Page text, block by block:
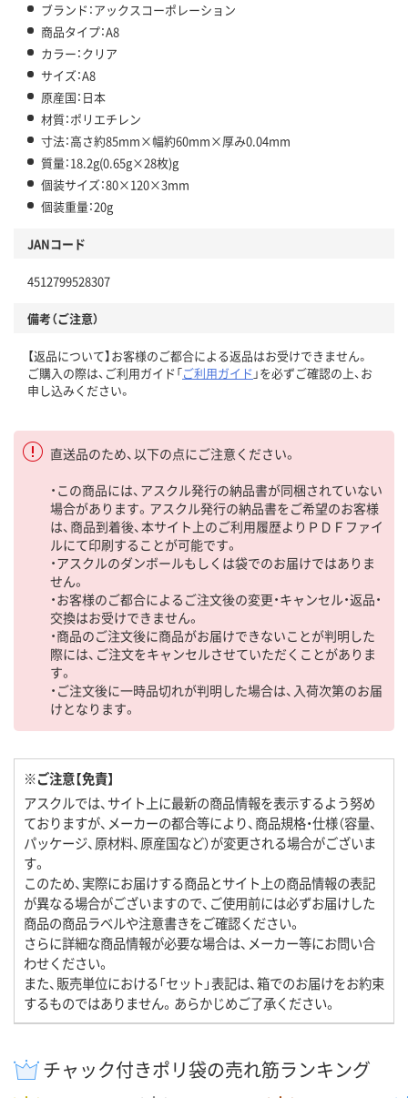
ブランド：アックスコーポレーション
商品タイプ：A8
カラー：クリア
サイズ：A8
原産国：日本
材質：ポリエチレン
寸法：高さ約85mm×幅約60mm×厚み0.04mm
質量：18.2g(0.65g×28枚)g
個装サイズ：80×120×3mm
個装重量：20g
JANコード
4512799528307
備考（ご注意）
【返品について】お客様のご都合による返品はお受けできません。
ご購入の際は、ご利用ガイド「ご利用ガイド 」を必ずご確認の上、お
申し込みください。
直送品のため、以下の点にご注意ください。
・この商品には、アスクル発行の納品書が同梱されていない
場合があります。アスクル発行の納品書をご希望のお客様
は、商品到着後、本サイト上のご利用履歴よりＰＤＦファイ
ルにて印刷することが可能です。
・アスクルのダンボールもしくは袋でのお届けではありま
せん。
・お客様のご都合によるご注文後の変更・キャンセル・返品・
交換はお受けできません。
・商品のご注文後に商品がお届けできないことが判明した
際には、ご注文をキャンセルさせていただくことがありま
す。
・ご注文後に一時品切れが判明した場合は、入荷次第のお届
けとなります。
※ご注意【免責】
アスクルでは、サイト上に最新の商品情報を表示するよう努め
ておりますが、メーカーの都合等により、商品規格・仕様（容量、
パッケージ、原材料、原産国など）が変更される場合がございま
す。
このため、実際にお届けする商品とサイト上の商品情報の表記
が異なる場合がございますので、ご使用前には必ずお届けした
商品の商品ラベルや注意書きをご確認ください。
さらに詳細な商品情報が必要な場合は、メーカー等にお問い合
わせください。
また、販売単位における「セット」表記は、箱でのお届けをお約束
するものではありません。あらかじめご了承ください。
チャック付きポリ袋の売れ筋ランキング